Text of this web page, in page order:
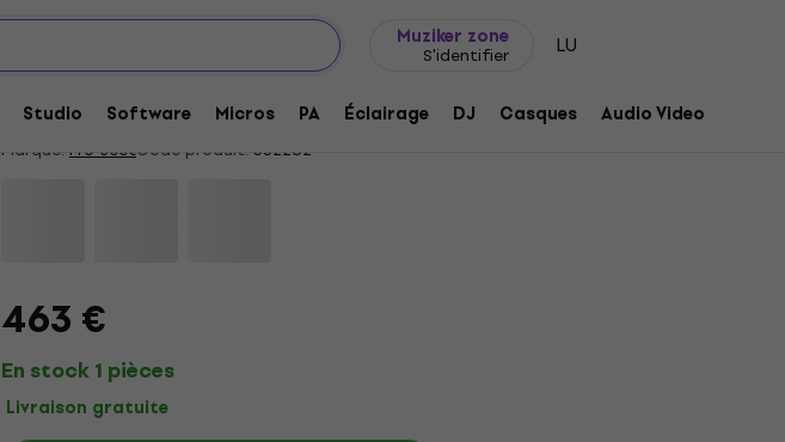
Muziker zone
S'identifier LU
Studio Software Micros PA Éclairage DJ Casques Audio Video
Pro-Ject VT-E R Red Tourne-disque
4,2/5 5 x noté
Marque: Pro-JectCode produit: 332282
463 €
En stock 1 pièces
Livraison gratuite